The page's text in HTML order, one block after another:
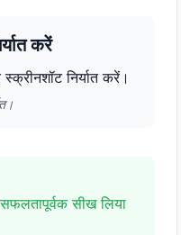
करें
निर्यात करें।
सीख लिया